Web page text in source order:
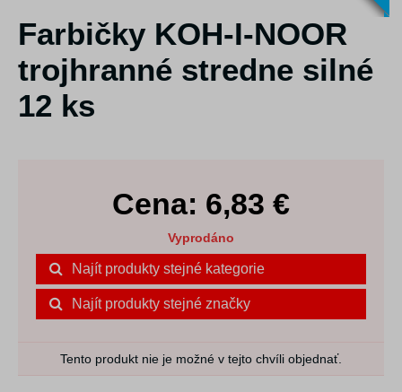
Farbičky KOH-I-NOOR
trojhranné stredne silné
12 ks
Cena: 6,83 €
Vyprodáno
Najít produkty stejné kategorie
Najít produkty stejné značky
Tento produkt nie je možné v tejto chvíli objednať.